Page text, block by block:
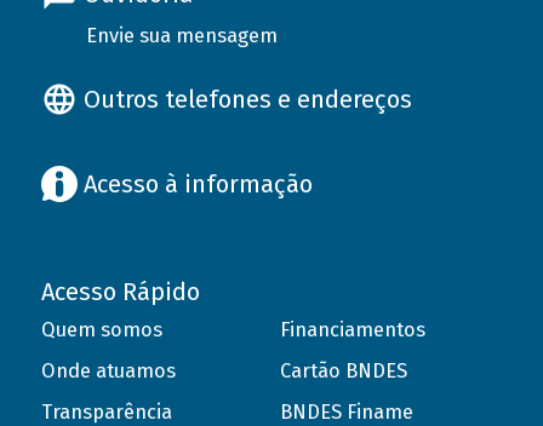
Envie sua mensagem
Outros telefones e endereços
Acesso à informação
Acesso Rápido
Quem somos
Onde atuamos
Transparência
Financiamentos
Cartão BNDES
BNDES Finame